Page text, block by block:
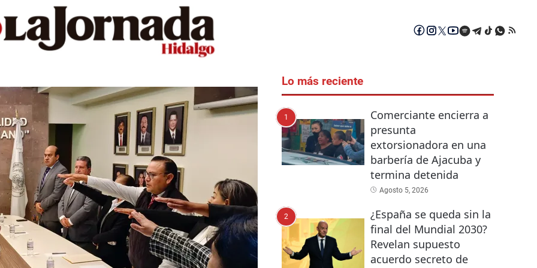
Lo más reciente
1
Comerciante encierra a
presunta
extorsionadora en una
barbería de Ajacuba y
termina detenida
Agosto 5, 2026
2
¿España se queda sin la
final del Mundial 2030?
Revelan supuesto
acuerdo secreto de